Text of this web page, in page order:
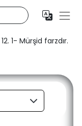
12. 1- Mürşid farzdır.